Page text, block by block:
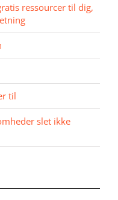
ressourcer til dig,
til
slet ikke